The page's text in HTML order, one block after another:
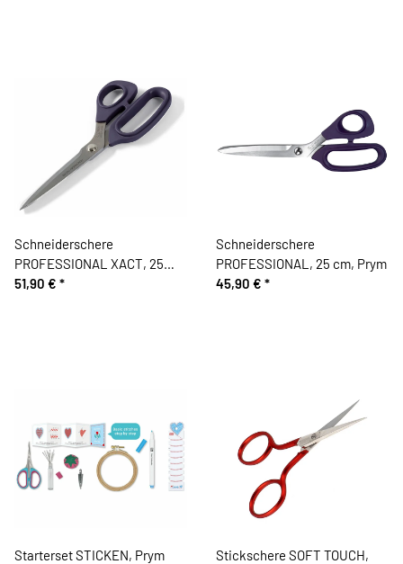
Schneiderschere
PROFESSIONAL XACT, 25
cm, Prym
51,90 € *
Schneiderschere
PROFESSIONAL, 25 cm, Prym
45,90 € *
Starterset STICKEN, Prym
Stickschere SOFT TOUCH,